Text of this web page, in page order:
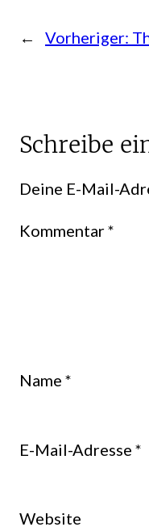
← Vorheriger:
Schreibe
Deine E-Mail-
Kommentar*
Name *
E-Mail-Adresse *
Website